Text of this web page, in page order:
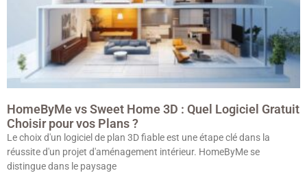
HomeByMe vs Sweet Home 3D : Quel Logiciel Gratuit
Choisir pour vos Plans ?
Le choix d'un logiciel de plan 3D fiable est une étape clé dans la
réussite d'un projet d'aménagement intérieur. HomeByMe se
distingue dans le paysage